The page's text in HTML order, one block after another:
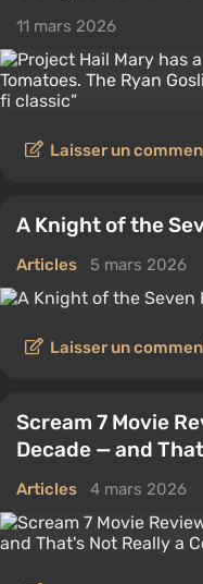
11 mars 2026
Laisser un
A Knight of the
Articles 5 mars 2026
Laisser un
Scream 7 Movie
Decade — and
Articles 4 mars 2026